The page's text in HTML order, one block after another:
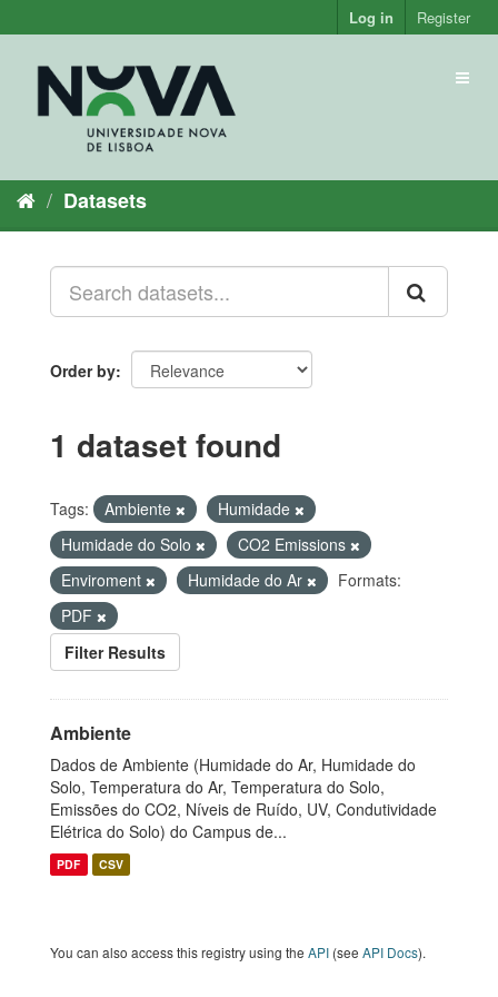
to
Log in Register
Datasets
Order by
1 dataset found
Tags: Ambiente
Humidade
Humidade do Solo
CO2 Emissions
Enviroment
Humidade do Ar
Formats:
PDF
Filter Results
Ambiente
Dados de Ambiente (Humidade do Ar, Humidade do
Solo, Temperatura do Ar, Temperatura do Solo,
Emissões do CO2, Níveis de Ruído, UV, Condutividade
Elétrica do Solo) do Campus de...
PDF CSV
You can also access this registry using the API (see API Docs).